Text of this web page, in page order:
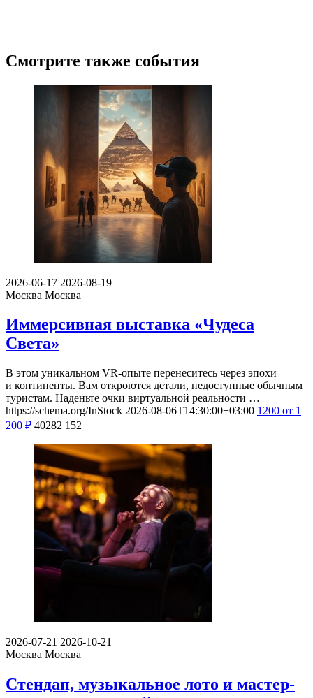
Смотрите также события
2026-06-17 2026-08-19
Москва Москва
Иммерсивная выставка «Чудеса
Света»
В этом уникальном VR-опыте перенеситесь через эпохи
и континенты. Вам откроются детали, недоступные обычным
туристам. Наденьте очки виртуальной реальности …
https://schema.org/InStock 2026-08-06T14:30:00+03:00 1200 от 1
200 ₽ 40282 152
2026-07-21 2026-10-21
Москва Москва
Стендап, музыкальное лото и мастер-